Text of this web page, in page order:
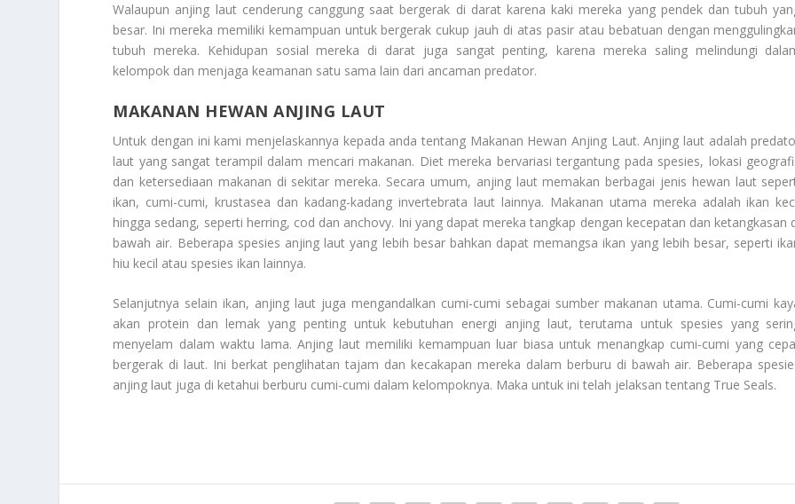
Walaupun anjing laut cenderung canggung saat bergerak di darat karena kaki mereka yang pendek dan tubuh
besar. Ini mereka memiliki kemampuan untuk bergerak cukup jauh di atas pasir atau bebatuan dengan
tubuh mereka. Kehidupan sosial mereka di darat juga sangat penting, karena mereka saling melindungi
kelompok dan menjaga keamanan satu sama lain dari ancaman predator.
MAKANAN HEWAN ANJING LAUT
Untuk dengan ini kami menjelaskannya kepada anda tentang Makanan Hewan Anjing Laut. Anjing laut adalah
laut yang sangat terampil dalam mencari makanan. Diet mereka bervariasi tergantung pada spesies, lokasi
dan ketersediaan makanan di sekitar mereka. Secara umum, anjing laut memakan berbagai jenis hewan laut
ikan, cumi-cumi, krustasea dan kadang-kadang invertebrata laut lainnya. Makanan utama mereka adalah ikan
hingga sedang, seperti herring, cod dan anchovy. Ini yang dapat mereka tangkap dengan kecepatan dan ketangkasan
bawah air. Beberapa spesies anjing laut yang lebih besar bahkan dapat memangsa ikan yang lebih besar, seperti
hiu kecil atau spesies ikan lainnya.
Selanjutnya selain ikan, anjing laut juga mengandalkan cumi-cumi sebagai sumber makanan utama. Cumi-cumi
akan protein dan lemak yang penting untuk kebutuhan energi anjing laut, terutama untuk spesies yang
menyelam dalam waktu lama. Anjing laut memiliki kemampuan luar biasa untuk menangkap cumi-cumi yang
bergerak di laut. Ini berkat penglihatan tajam dan kecakapan mereka dalam berburu di bawah air. Beberapa
anjing laut juga di ketahui berburu cumi-cumi dalam kelompoknya. Maka untuk ini telah jelaksan tentang True Seals.